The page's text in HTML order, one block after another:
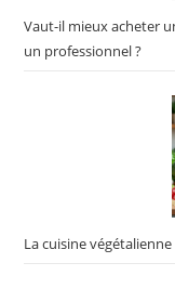
Vaut-il mieux acheter
un professionnel ?
La cuisine